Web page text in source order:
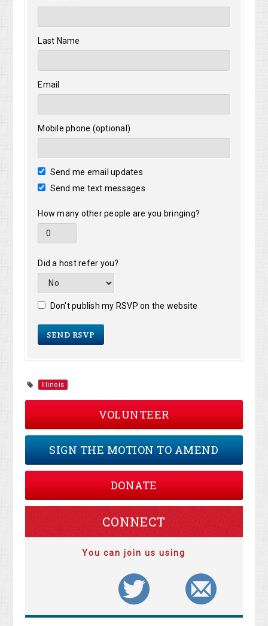
Last Name
Email
Mobile phone (optional)
Send me email updates
Send me text messages
How many other people are you bringing?
Did a host refer you?
Don't publish my RSVP on the website
Illinois
VOLUNTEER
SIGN THE MOTION TO AMEND
DONATE
CONNECT
You can join us using